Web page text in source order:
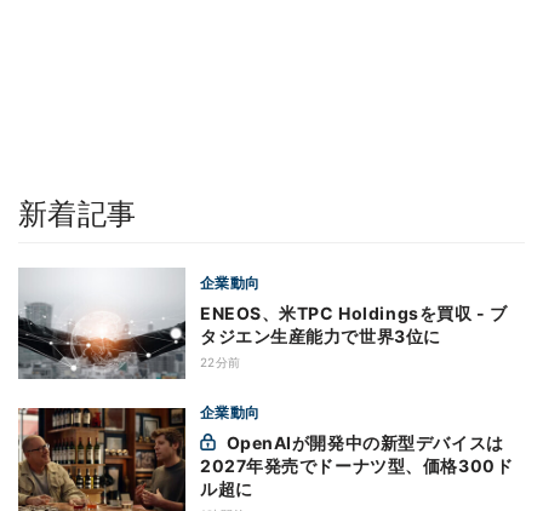
新着記事
企業動向
ENEOS、米TPC Holdingsを買収 - ブ
タジエン生産能力で世界3位に
22分前
企業動向
2027年発売でドーナツ型、価格300ド
ル超に